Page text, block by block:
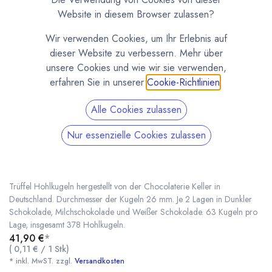
6 Lagen Trüffelkugeln gemischt Chocolaterie
Trüffel Hohlkugeln hergestellt von der Chocolaterie Keller in
Deutschland. Durchmesser der Kugeln 26 mm. Je 2 Lagen in Dunkler
Schokolade, Milchschokolade und Weißer Schokolade. 63 Kugeln pro
Lage, insgesamt 378 Hohlkugeln.
41,90 €*
( 0,11 € / 1 Stk)
* inkl. MwST. zzgl. Versandkosten
Website in diesem Browser zulassen?
Wir verwenden Cookies, um Ihr Erlebnis auf
dieser Website zu verbessern. Mehr über
unsere Cookies und wie wir sie verwenden,
erfahren Sie in unserer Cookie-Richtlinien
Alle Cookies zulassen
Nur essenzielle Cookies zulassen